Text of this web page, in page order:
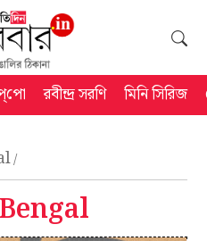
রবীন্দ্র সরণি মিনি সিরিজ